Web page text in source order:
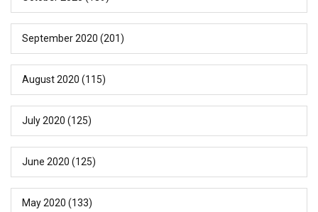
September 2020 (201)
August 2020 (115)
July 2020 (125)
June 2020 (125)
May 2020 (133)